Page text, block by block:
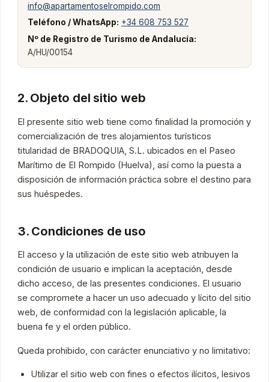
info@apartamentoselrompido.com
Teléfono / WhatsApp: +34 608 753 527
Nº de Registro de Turismo de Andalucía:
A/HU/00154
2. Objeto del sitio web
El presente sitio web tiene como finalidad la promoción y
comercialización de tres alojamientos turísticos
titularidad de BRADOQUIA, S.L. ubicados en el Paseo
Marítimo de El Rompido (Huelva), así como la puesta a
disposición de información práctica sobre el destino para
sus huéspedes.
3. Condiciones de uso
El acceso y la utilización de este sitio web atribuyen la
condición de usuario e implican la aceptación, desde
dicho acceso, de las presentes condiciones. El usuario
se compromete a hacer un uso adecuado y lícito del sitio
web, de conformidad con la legislación aplicable, la
buena fe y el orden público.
Queda prohibido, con carácter enunciativo y no limitativo:
Utilizar el sitio web con fines o efectos ilícitos, lesivos